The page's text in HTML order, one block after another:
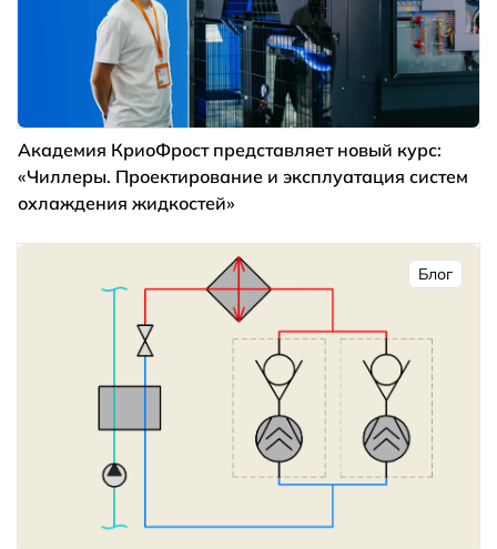
Академия КриоФрост представляет новый курс:
«Чиллеры. Проектирование и эксплуатация систем
охлаждения жидкостей»
Блог